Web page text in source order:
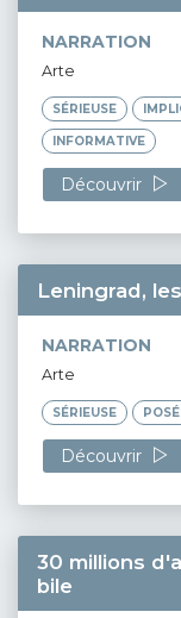
NARRATION
Arte
SÉRIEUSE
INFORMATIVE
Découvrir
Leningrad,
NARRATION
Arte
SÉRIEUSE
Découvrir
30 millions
bile